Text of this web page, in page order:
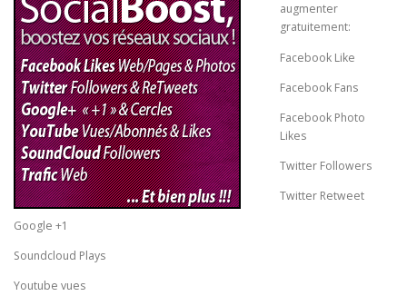
augmenter
gratuitement:
Facebook Like
Facebook Fans
Facebook Photo
Likes
Twitter Followers
Twitter Retweet
Google +1
Soundcloud Plays
Youtube vues